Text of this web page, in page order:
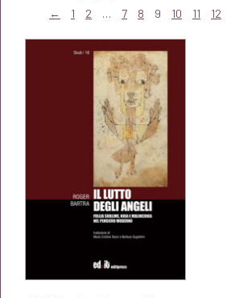
←
1 2 … 7 8 9 10 11 12